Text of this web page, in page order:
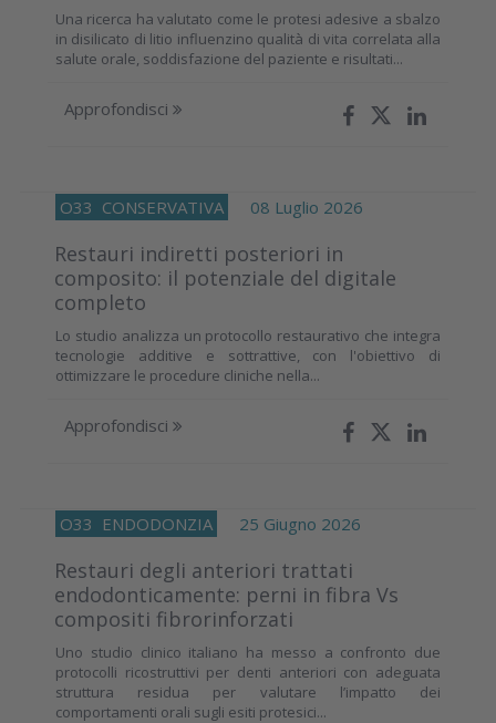
Una ricerca ha valutato come le protesi adesive a sbalzo
in disilicato di litio influenzino qualità di vita correlata alla
salute orale, soddisfazione del paziente e risultati...
Approfondisci
O33 CONSERVATIVA 08 Luglio 2026
Restauri indiretti posteriori in
composito: il potenziale del digitale
completo
Lo studio analizza un protocollo restaurativo che integra
tecnologie additive e sottrattive, con l'obiettivo di
ottimizzare le procedure cliniche nella...
Approfondisci
O33 ENDODONZIA 25 Giugno 2026
Restauri degli anteriori trattati
endodonticamente: perni in fibra Vs
compositi fibrorinforzati
Uno studio clinico italiano ha messo a confronto due
protocolli ricostruttivi per denti anteriori con adeguata
struttura residua per valutare l’impatto dei
comportamenti orali sugli esiti protesici...